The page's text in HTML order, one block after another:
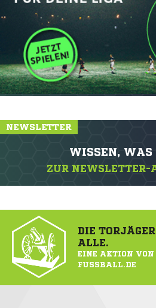
NEWSLETTER
WISSEN, WAS
ZUR NEWSLETTER-
DIE
ALLE.
EINE AKTION VON
FUSSBALL.DE